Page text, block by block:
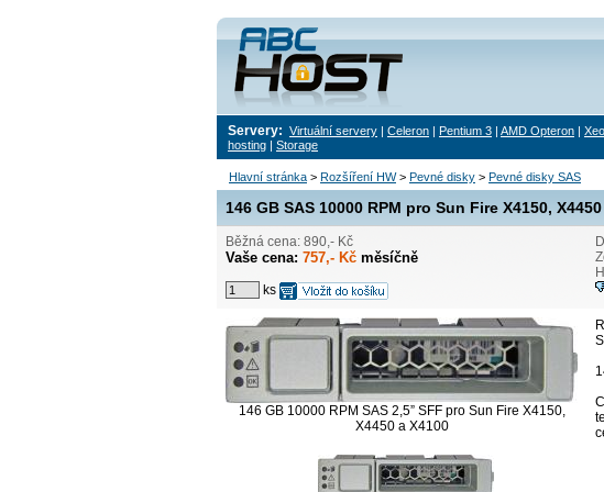
Servery: Virtuální servery | Celeron | Pentium 3 | AMD Opteron |
hosting | Storage
Hlavní stránka > Rozšíření HW> Pevné disky > Pevné disky SAS
146 GB SAS 10000 RPM pro Sun Fire X4150,
Běžná cena: 890,- Kč
Vaše cena: 757,- Kč měsíčně
ks
146 GB 10000 RPM SAS 2,5” SFF pro Sun Fire X4150,
X4450 a X4100